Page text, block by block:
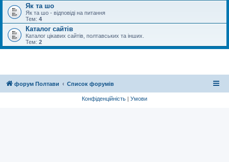
Як та шо
Як та шо - відповіді на питання
Тем: 4
Каталог сайтів
Каталог цікавих сайтів, полтавських та інших.
Тем: 2
форум Полтави Список форумів
Конфіденційність | Умови